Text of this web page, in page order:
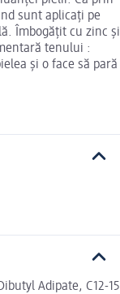
sunt aplicați pe
Îmbogățit cu zinc și
tenului :
și o face să pară
Adipate, C12-15